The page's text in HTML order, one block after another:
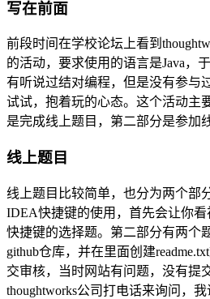
写在前面
前段时间在学校论坛上看到
的活动，要求使用的语言是Java，
有听说过结对编程，但是没有参与
试试，抱着玩的心态。这个活动主
是完成线上题目，第二部分是参加
线上题目
线上题目比较简单，也分为两个部
IDEA快捷键的使用，首先会让你
快捷键的选择题。第二部分有两个
github仓库，并在里面创建
交审核，当时网站有问题，没有提
thoughtworks公司打电话来询问，